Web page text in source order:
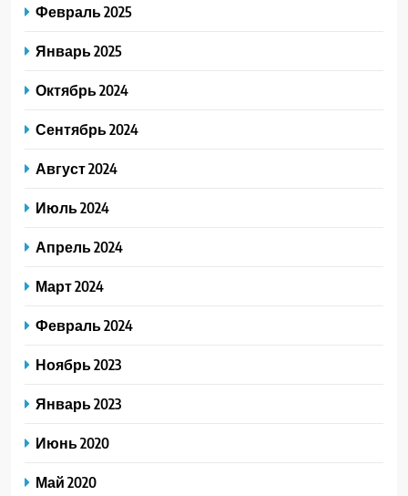
Февраль 2025
Январь 2025
Октябрь 2024
Сентябрь 2024
Август 2024
Июль 2024
Апрель 2024
Март 2024
Февраль 2024
Ноябрь 2023
Январь 2023
Июнь 2020
Май 2020